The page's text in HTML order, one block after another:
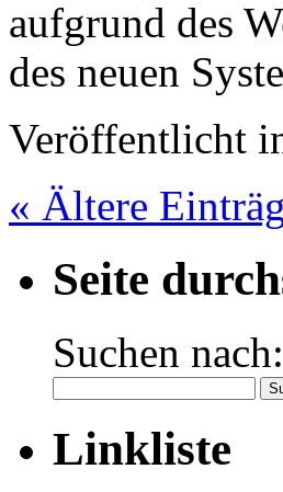
aufgrund des
des neuen
Veröffentlicht
« Ältere
Seite
Suchen nach:
Linkliste